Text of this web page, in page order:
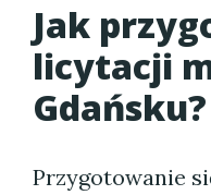
Jak
licytacji
Gdańsku?
Przygotowanie